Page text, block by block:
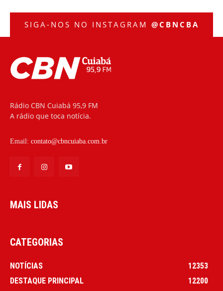
SIGA-NOS NO INSTAGRAM @CBNCBA
Rádio CBN Cuiabá 95,9 FM
A rádio que toca notícia.
Email: contato@cbncuiaba.com.br
MAIS LIDAS
CATEGORIAS
NOTÍCIAS
12353
DESTAQUE PRINCIPAL
12200